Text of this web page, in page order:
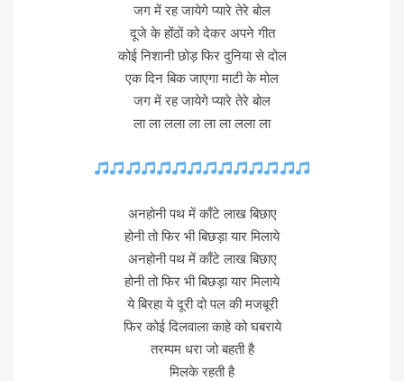
जग में रह जायेगे प्यारे तेरे बोल
दूजे के होंठों को देकर अपने गीत
कोई निशानी छोड़ फिर दुनिया से दोल
एक दिन बिक जाएगा माटी के मोल
जग में रह जायेगे प्यारे तेरे बोल
ला ला लला ला ला ला लला ला
अनहोनी पथ में काँटे लाख बिछाए
होनी तो फिर भी बिछड़ा यार मिलाये
अनहोनी पथ में काँटे लाख बिछाए
होनी तो फिर भी बिछड़ा यार मिलाये
ये बिरहा ये दूरी दो पल की मजबूरी
फिर कोई दिलवाला काहे को घबराये
तरम्पम धरा जो बहती है
मिलके रहती है